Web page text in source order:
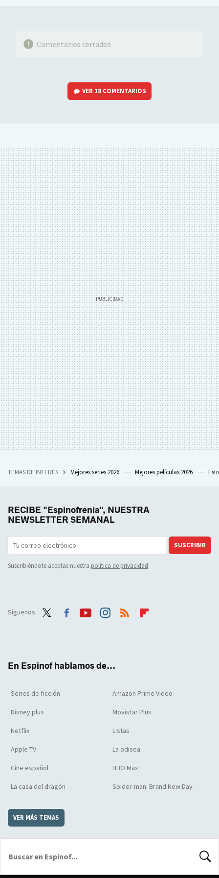
Comentarios cerrados
VER 18 COMENTARIOS
TEMAS DE INTERÉS Mejores series 2026 Mejores películas 2026
RECIBE "Espinofrenia", NUESTRA
NEWSLETTER SEMANAL
SUSCRIBIR
Suscribiéndote aceptas nuestra política de privacidad
Síguenos
En Espinof hablamos de...
Series de ficción Amazon Prime Video
Disney plus Movistar Plus
Netflix Listas
Apple TV La odisea
Cine español HBO Max
La casa del dragón Spider-man: Brand New Day
VER MÁS TEMAS